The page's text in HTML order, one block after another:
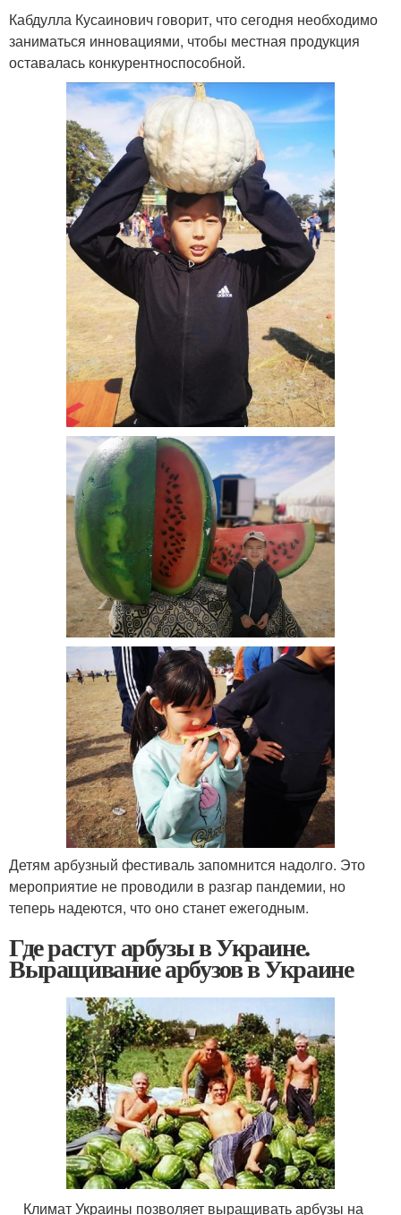
Кабдулла Кусаинович говорит, что сегодня необходимо
заниматься инновациями, чтобы местная продукция
оставалась конкурентноспособной.
Детям арбузный фестиваль запомнится надолго. Это
мероприятие не проводили в разгар пандемии, но
теперь надеются, что оно станет ежегодным.
Где растут арбузы в Украине.
Выращивание арбузов в Украине
Климат Украины позволяет выращивать арбузы на